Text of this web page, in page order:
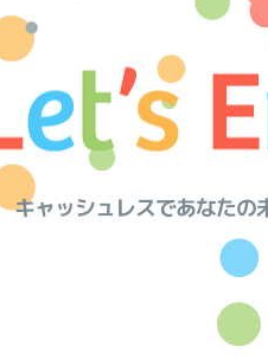
キャッシュレスであなたの